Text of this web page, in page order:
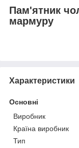
Пам'ятник
мармуру
Характеристики
Основні
Виробник
Країна виробник
Тип